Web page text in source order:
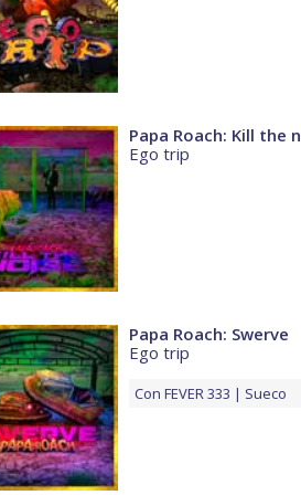
Papa Roach: Kill the
Ego trip
Papa Roach: Swerve
Ego trip
Con FEVER 333 Sueco